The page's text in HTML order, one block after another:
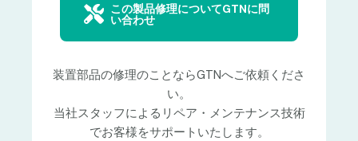
この製品修理についてGTNに問
い合わせ
装置部品の修理のことならGTNへご依頼くださ
い。
当社スタッフによるリペア・メンテナンス技術
でお客様をサポートいたします。